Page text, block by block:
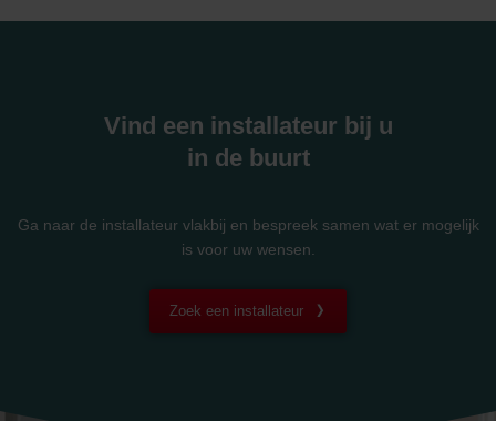
Vind een installateur bij u
in de buurt
Ga naar de installateur vlakbij en bespreek samen wat er mogelijk
is voor uw wensen.
Zoek een installateur